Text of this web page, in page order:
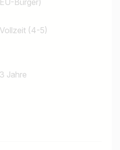
Vollzeit (4-5)
3 Jahre